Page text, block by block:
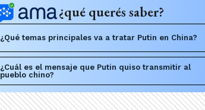
¿qué querés saber?
¿Qué temas principales va a tratar Putin en China?
¿Cuál es el mensaje que Putin quiso transmitir al
pueblo chino?